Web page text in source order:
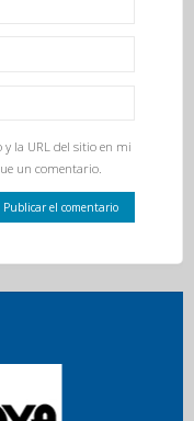
la URL del sitio en mi
un comentario.